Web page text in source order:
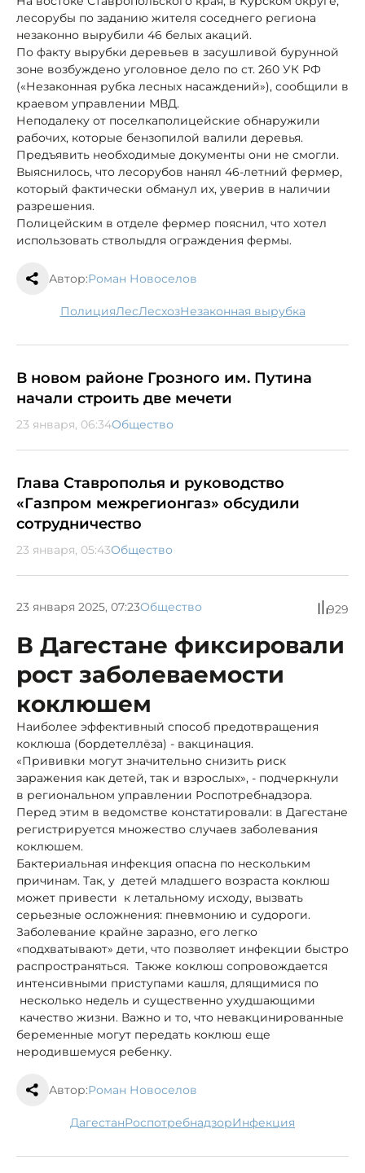
лесорубы по заданию жителя соседнего региона
незаконно вырубили 46 белых акаций.
По факту вырубки деревьев в засушливой бурунной
зоне возбуждено уголовное дело по ст. 260 УК РФ
(«Незаконная рубка лесных насаждений»), сообщили в
краевом управлении МВД.
Неподалеку от поселкаполицейские обнаружили
рабочих, которые бензопилой валили деревья.
Предъявить необходимые документы они не смогли.
Выяснилось, что лесорубов нанял 46-летний фермер,
который фактически обманул их, уверив в наличии
разрешения.
Полицейским в отделе фермер пояснил, что хотел
использовать стволыдля ограждения фермы.
Автор:Роман Новоселов
полиция лес лесхоз незаконная вырубка
В новом районе Грозного им. Путина
начали строить две мечети
23 января, 06:34Общество
Глава Ставрополья и руководство
«Газпром межрегионгаз» обсудили
сотрудничество
23 января, 05:43Общество
23 января 2025, 07:23Общество 929
В Дагестане фиксировали
рост заболеваемости
коклюшем
Наиболее эффективный способ предотвращения
коклюша (бордетеллёза) - вакцинация.
«Прививки могут значительно снизить риск
заражения как детей, так и взрослых», - подчеркнули
в региональном управлении Роспотребнадзора.
Перед этим в ведомстве констатировали: в Дагестане
регистрируется множество случаев заболевания
коклюшем.
Бактериальная инфекция опасна по нескольким
причинам. Так, у детей младшего возраста коклюш
может привести к летальному исходу, вызвать
серьезные осложнения: пневмонию и судороги.
Заболевание крайне заразно, его легко
«подхватывают» дети, что позволяет инфекции быстро
распространяться. Также коклюш сопровождается
интенсивными приступами кашля, длящимися по
несколько недель и существенно ухудшающими
качество жизни. Важно и то, что невакцинированные
беременные могут передать коклюш еще
неродившемуся ребенку.
Автор:Роман Новоселов
Дагестан Роспотребнадзор инфекция